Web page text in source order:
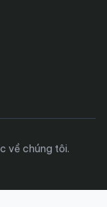
về chúng tôi.